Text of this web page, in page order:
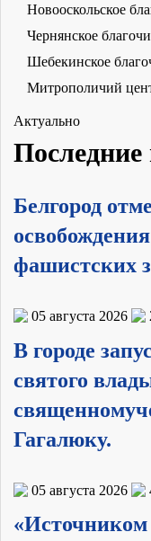
Новооскольское
Чернянское
Шебекинское
Митрополичий
Актуально
Последние
Белгород
фашистских
05 августа 2026
В городе
святого
Гагалюку.
05 августа 2026
«Источником